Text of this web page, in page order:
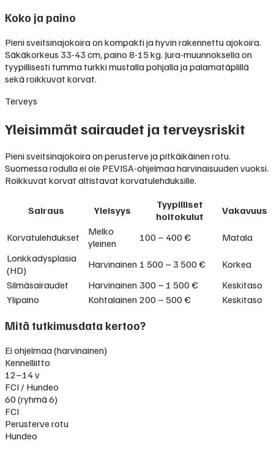
Koko ja paino
Pieni sveitsinajokoira on kompakti ja hyvin rakennettu ajokoira.
Säkäkorkeus 33-43 cm, paino 8-15 kg. Jura-muunnoksella on
tyypillisesti tumma turkki mustalla pohjalla ja palamatäplillä
sekä roikkuvat korvat.
Terveys
Yleisimmät sairaudet ja terveysriskit
Pieni sveitsinajokoira on perusterve ja pitkäikäinen rotu.
Suomessa rodulla ei ole PEVISA-ohjelmaa harvinaisuuden vuoksi.
Roikkuvat korvat altistavat korvatulehduksille.
Sairaus Yleisyys
Tyypilliset
hoitokulut
Vakavuus
Korvatulehdukset
Melko
yleinen
100 – 400 €
Matala
Lonkkadysplasia
(HD)
Harvinainen 1 500 – 3 500 €
Korkea
Silmäsairaudet
Harvinainen 300 – 1 500 €
Keskitaso
Ylipaino
Kohtalainen 200 – 500 € Keskitaso
Mitä tutkimusdata kertoo?
Ei ohjelmaa (harvinainen)
Kennelliitto
12–14 v
FCI / Hundeo
60 (ryhmä 6)
FCI
Perusterve rotu
Hundeo